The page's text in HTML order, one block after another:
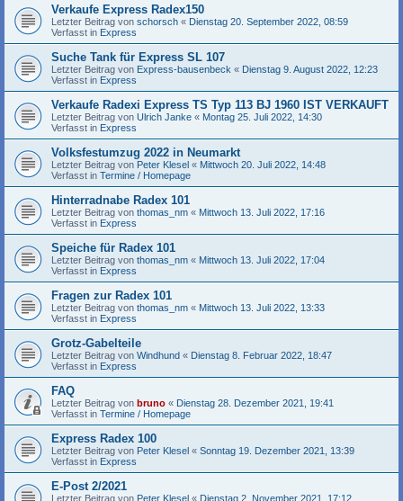
Verkaufe Express Radex150
Letzter Beitrag von schorsch « Dienstag 20. September 2022, 08:59
Verfasst in Express
Suche Tank für Express SL 107
Letzter Beitrag von Express-bausenbeck « Dienstag 9. August 2022, 12:23
Verfasst in Express
Verkaufe Radexi Express TS Typ 113 BJ 1960 IST VERKAUFT
Letzter Beitrag von Ulrich Janke « Montag 25. Juli 2022, 14:30
Verfasst in Express
Volksfestumzug 2022 in Neumarkt
Letzter Beitrag von Peter Klesel « Mittwoch 20. Juli 2022, 14:48
Verfasst in Termine / Homepage
Hinterradnabe Radex 101
Letzter Beitrag von thomas_nm « Mittwoch 13. Juli 2022, 17:16
Verfasst in Express
Speiche für Radex 101
Letzter Beitrag von thomas_nm « Mittwoch 13. Juli 2022, 17:04
Verfasst in Express
Fragen zur Radex 101
Letzter Beitrag von thomas_nm « Mittwoch 13. Juli 2022, 13:33
Verfasst in Express
Grotz-Gabelteile
Letzter Beitrag von Windhund « Dienstag 8. Februar 2022, 18:47
Verfasst in Express
FAQ
Letzter Beitrag von bruno « Dienstag 28. Dezember 2021, 19:41
Verfasst in Termine / Homepage
Express Radex 100
Letzter Beitrag von Peter Klesel « Sonntag 19. Dezember 2021, 13:39
Verfasst in Express
E-Post 2/2021
Letzter Beitrag von Peter Klesel « Dienstag 2. November 2021, 17:12